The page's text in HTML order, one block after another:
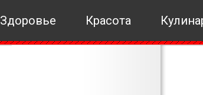
Здоровье Красота